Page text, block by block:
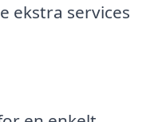
ekstra services